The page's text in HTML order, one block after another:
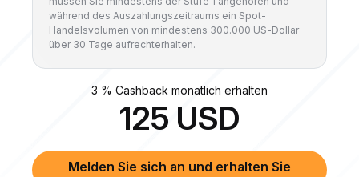
während des Auszahlungszeitraums ein Spot-
Handelsvolumen von mindestens 300.000 US-Dollar
über 30 Tage aufrechterhalten.
3 % Cashback monatlich erhalten
125 USD
Melden Sie sich an und erhalten Sie